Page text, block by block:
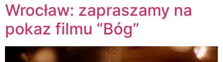
Wrocław: zapraszamy na
pokaz filmu “Bóg”